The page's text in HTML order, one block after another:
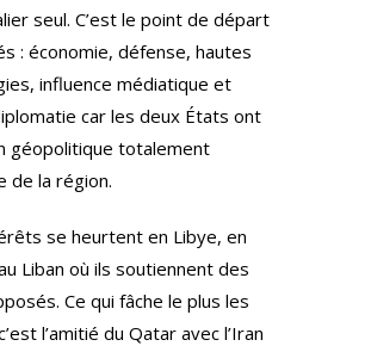
seul. C’est le point de départ
: économie, défense, hautes
influence médiatique et
car les deux États ont
géopolitique totalement
de la région.
se heurtent en Libye, en
Liban où ils soutiennent des
Ce qui fâche le plus les
l’amitié du Qatar avec l’Iran